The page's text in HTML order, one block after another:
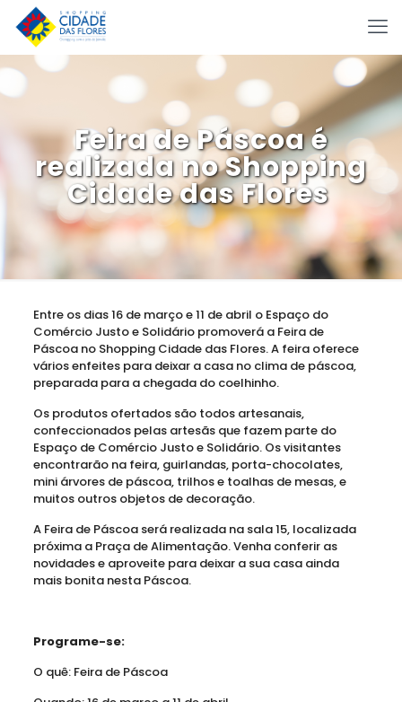
Feira de Páscoa é
realizada no Shopping
Cidade das Flores
Entre os dias 16 de março e 11 de abril o Espaço do
Comércio Justo e Solidário promoverá a Feira de
Páscoa no Shopping Cidade das Flores. A feira oferece
vários enfeites para deixar a casa no clima de páscoa,
preparada para a chegada do coelhinho.
Os produtos ofertados são todos artesanais,
confeccionados pelas artesãs que fazem parte do
Espaço de Comércio Justo e Solidário. Os visitantes
encontrarão na feira, guirlandas, porta-chocolates,
mini árvores de páscoa, trilhos e toalhas de mesas, e
muitos outros objetos de decoração.
A Feira de Páscoa será realizada na sala 15, localizada
próxima a Praça de Alimentação. Venha conferir as
novidades e aproveite para deixar a sua casa ainda
mais bonita nesta Páscoa.
Programe-se:
O quê: Feira de Páscoa